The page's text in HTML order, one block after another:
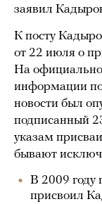
заявил
К посту
от 22 июля о
На
информации
новости был
подписанный
указам
бывают
В 2009
присвоил